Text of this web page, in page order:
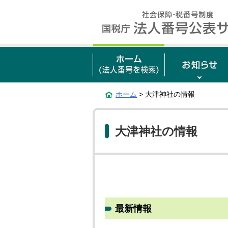
ホーム > 大津神社の情報
大津神社の情報
最新情報